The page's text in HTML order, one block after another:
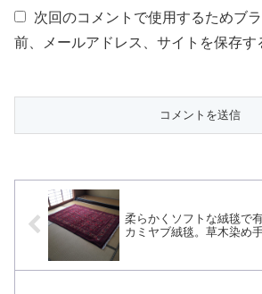
次回のコメントで使用するためブ
前、メールアドレス、サイトを保存す
柔らかくソフトな絨毯で
カミヤブ絨毯。草木染め